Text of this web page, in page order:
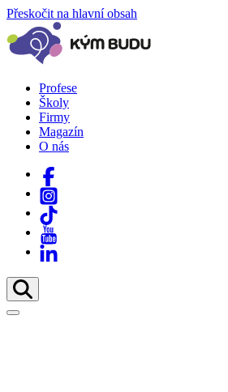
Přeskočit na hlavní obsah
Profese
Školy
Firmy
Magazín
O nás